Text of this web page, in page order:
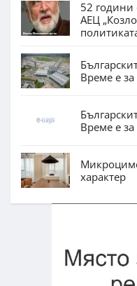
52 години
АЕЦ
Време е
Време е
характер